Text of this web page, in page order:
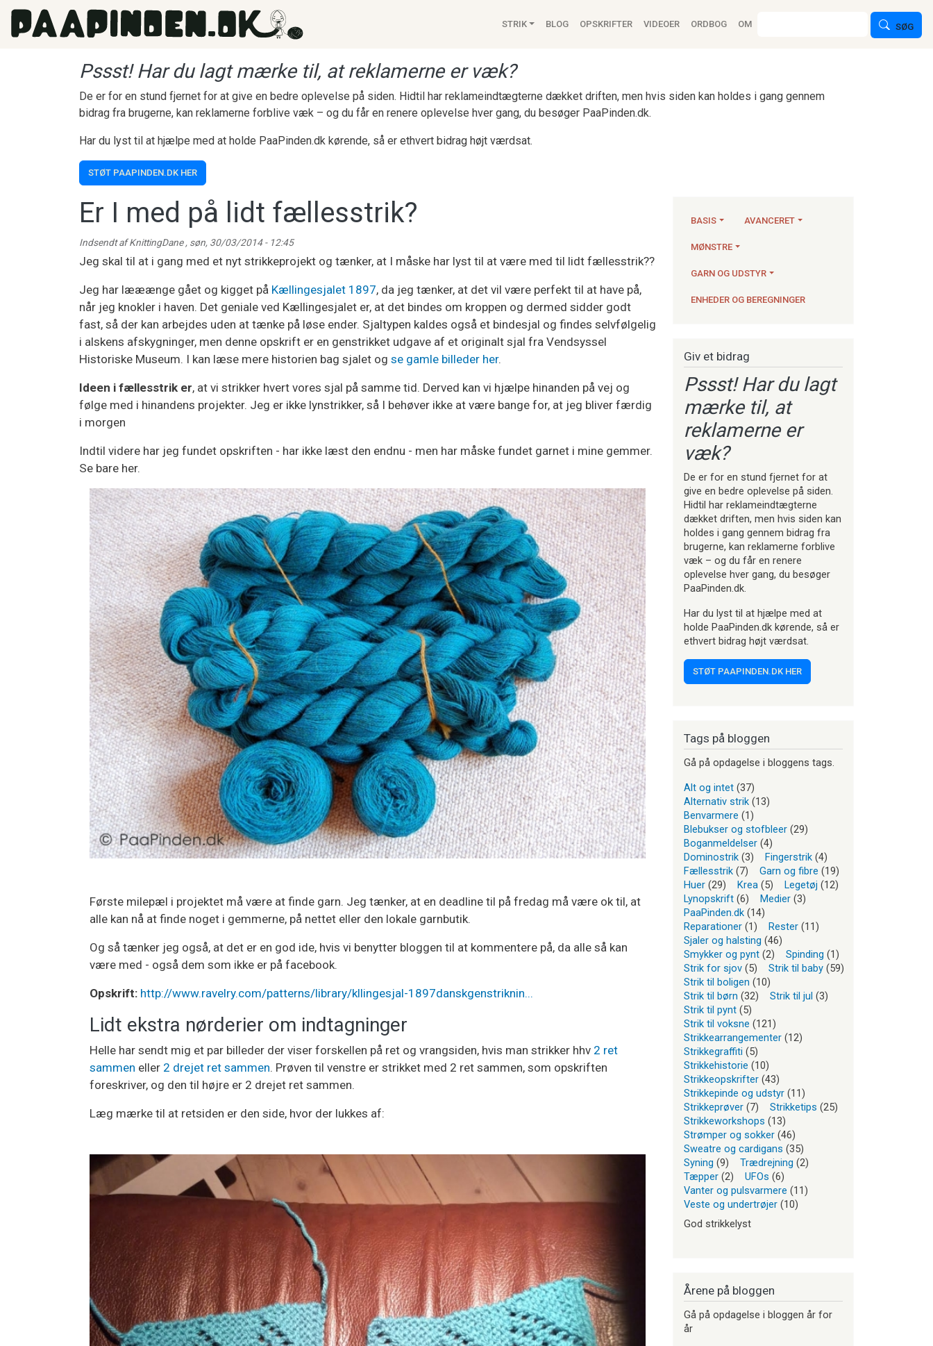
Gå til hovedindhold
Main navigation
STRIK BLOG OPSKRIFTER VIDEOER ORDBOG OM SØG
Pssst! Har du lagt mærke til, at reklamerne er væk?
De er for en stund fjernet for at give en bedre oplevelse på siden. Hidtil har reklameindtægterne dækket driften, men hvis siden kan holdes i gang gennem
bidrag fra brugerne, kan reklamerne forblive væk – og du får en renere oplevelse hver gang, du besøger PaaPinden.dk.
Har du lyst til at hjælpe med at holde PaaPinden.dk kørende, så er ethvert bidrag højt værdsat.
STØT PAAPINDEN.DK HER
Er I med på lidt fællesstrik?
Indsendt afKnittingDane , søn, 30/03/2014 - 12:45
Jeg skal til at i gang med et nyt strikkeprojekt og tænker, at I måske har lyst til at være med til lidt fællesstrik??
Jeg har lææænge gået og kigget på Kællingesjalet 1897, da jeg tænker, at det vil være perfekt til at have på,
når jeg knokler i haven. Det geniale ved Kællingesjalet er, at det bindes om kroppen og dermed sidder godt
fast, så der kan arbejdes uden at tænke på løse ender. Sjaltypen kaldes også et bindesjal og findes selvfølgelig
i alskens afskygninger, men denne opskrift er en genstrikket udgave af et originalt sjal fra Vendsyssel
Historiske Museum. I kan læse mere historien bag sjalet og se gamle billeder her.
Ideen i fællesstrik er, at vi strikker hvert vores sjal på samme tid. Derved kan vi hjælpe hinanden på vej og
følge med i hinandens projekter. Jeg er ikke lynstrikker, så I behøver ikke at være bange for, at jeg bliver færdig
i morgen
Indtil videre har jeg fundet opskriften - har ikke læst den endnu - men har måske fundet garnet i mine gemmer.
Se bare her.
Første milepæl i projektet må være at finde garn. Jeg tænker, at en deadline til på fredag må være ok til, at
alle kan nå at finde noget i gemmerne, på nettet eller den lokale garnbutik.
Og så tænker jeg også, at det er en god ide, hvis vi benytter bloggen til at kommentere på, da alle så kan
være med - også dem som ikke er på facebook.
Opskrift: http://www.ravelry.com/patterns/library/kllingesjal-1897danskgenstriknin...
Lidt ekstra nørderier om indtagninger
Helle har sendt mig et par billeder der viser forskellen på ret og vrangsiden, hvis man strikker hhv 2 ret
sammen eller 2 drejet ret sammen. Prøven til venstre er strikket med 2 ret sammen, som opskriften
foreskriver, og den til højre er 2 drejet ret sammen.
Læg mærke til at retsiden er den side, hvor der lukkes af:
BASIS AVANCERET
MØNSTRE
GARN OG UDSTYR
ENHEDER OG BEREGNINGER
Giv et bidrag
Pssst! Har du lagt
mærke til, at
reklamerne er
væk?
De er for en stund fjernet for at
give en bedre oplevelse på siden.
Hidtil har reklameindtægterne
dækket driften, men hvis siden kan
holdes i gang gennem bidrag fra
brugerne, kan reklamerne forblive
væk – og du får en renere
oplevelse hver gang, du besøger
PaaPinden.dk.
Har du lyst til at hjælpe med at
holde PaaPinden.dk kørende, så er
ethvert bidrag højt værdsat.
STØT PAAPINDEN.DK HER
Tags på bloggen
Gå på opdagelse i bloggens tags.
Alt og intet (37)
Alternativ strik (13)
Benvarmere (1)
Blebukser og stofbleer (29)
Boganmeldelser (4)
Dominostrik (3) Fingerstrik (4)
Fællesstrik (7) Garn og fibre (19)
Huer (29) Krea (5) Legetøj (12)
Lynopskrift (6) Medier (3)
PaaPinden.dk (14)
Reparationer (1) Rester (11)
Sjaler og halsting (46)
Smykker og pynt (2) Spinding (1)
Strik for sjov (5) Strik til baby (59)
Strik til boligen (10)
Strik til børn (32) Strik til jul (3)
Strik til pynt (5)
Strik til voksne (121)
Strikkearrangementer (12)
Strikkegraffiti (5)
Strikkehistorie (10)
Strikkeopskrifter (43)
Strikkepinde og udstyr (11)
Strikkeprøver (7) Strikketips (25)
Strikkeworkshops (13)
Strømper og sokker (46)
Sweatre og cardigans (35)
Syning (9) Trædrejning (2)
Tæpper (2) UFOs (6)
Vanter og pulsvarmere (11)
Veste og undertrøjer (10)
God strikkelyst
Årene på bloggen
Gå på opdagelse i bloggen år for
år